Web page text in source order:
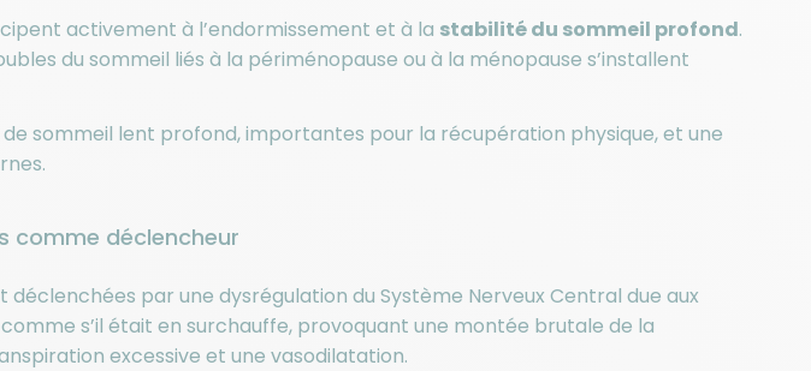
activement à l’endormissement et à la stabilité du sommeil profond.
du sommeil liés à la périménopause ou à la ménopause s’installent
sommeil lent profond, importantes pour la récupération physique, et une
comme déclencheur
par une dysrégulation du Système Nerveux Central due aux
s’il était en surchauffe, provoquant une montée brutale de la
excessive et une vasodilatation.